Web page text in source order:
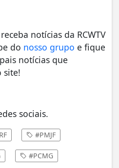
notícias da RCWTV
do nosso grupo e fique
notícias que
site!
sociais.
#PMJF
#PCMG